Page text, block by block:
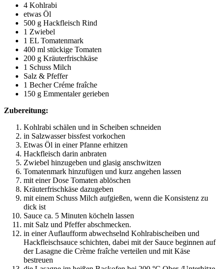
4 Kohlrabi
etwas Öl
500 g Hackfleisch Rind
1 Zwiebel
1 EL Tomatenmark
400 ml stückige Tomaten
200 g Kräuterfrischkäse
1 Schuss Milch
Salz & Pfeffer
1 Becher Créme fraîche
150 g Emmentaler gerieben
Zubereitung:
Kohlrabi schälen und in Scheiben schneiden
in Salzwasser bissfest vorkochen
Etwas Öl in einer Pfanne erhitzen
Hackfleisch darin anbraten
Zwiebel hinzugeben und glasig anschwitzen
Tomatenmark hinzufügen und kurz angehen lassen
mit einer Dose Tomaten ablöschen
Kräuterfrischkäse dazugeben
mit einem Schuss Milch aufgießen, wenn die Konsistenz zu
dick ist
Sauce ca. 5 Minuten köcheln lassen
mit Salz und Pfeffer abschmecken.
in einer Auflaufform abwechselnd Kohlrabischeiben und
Hackfleischsauce schichten, dabei mit der Sauce beginnen auf
der Lasagne die Crème fraîche verteilen und mit Käse
bestreuen